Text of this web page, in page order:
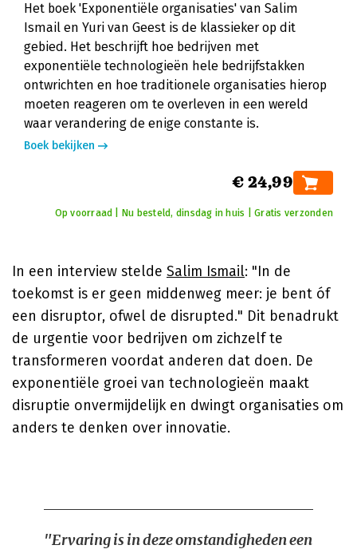
Het boek 'Exponentiële organisaties' van Salim
Ismail en Yuri van Geest is de klassieker op dit
gebied. Het beschrijft hoe bedrijven met
exponentiële technologieën hele bedrijfstakken
ontwrichten en hoe traditionele organisaties hierop
moeten reageren om te overleven in een wereld
waar verandering de enige constante is.
Boek bekijken
€ 24,99
Op voorraad | Nu besteld, dinsdag in huis | Gratis verzonden
In een interview stelde Salim Ismail: "In de
toekomst is er geen middenweg meer: je bent óf
een disruptor, ofwel de disrupted." Dit benadrukt
de urgentie voor bedrijven om zichzelf te
transformeren voordat anderen dat doen. De
exponentiële groei van technologieën maakt
disruptie onvermijdelijk en dwingt organisaties om
anders te denken over innovatie.
"Ervaring is in deze omstandigheden een